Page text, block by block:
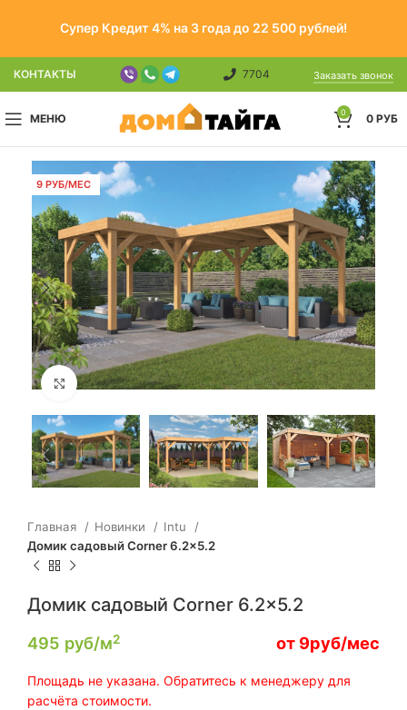
Супер Кредит 4% на 3 года до 22 500 рублей!
КОНТАКТЫ 7704 Заказать звонок
МЕНЮ 0 0 РУБ
9 РУБ/МЕС
Click to enlarge
Главная Новинки
Intu
Домик садовый Corner 6.2×5.2
Домик садовый Corner 6.2×5.2
495 руб/м2 от 9руб/мес
Площадь не указана. Обратитесь к менеджеру для
расчёта стоимости.